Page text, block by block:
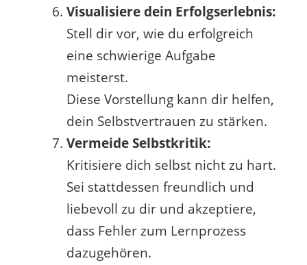
Visualisiere dein Erfolgserlebnis:
Stell dir vor, wie du erfolgreich
eine schwierige Aufgabe
meisterst.
Diese Vorstellung kann dir helfen,
dein Selbstvertrauen zu stärken.
Vermeide Selbstkritik:
Kritisiere dich selbst nicht zu hart.
Sei stattdessen freundlich und
liebevoll zu dir und akzeptiere,
dass Fehler zum Lernprozess
dazugehören.